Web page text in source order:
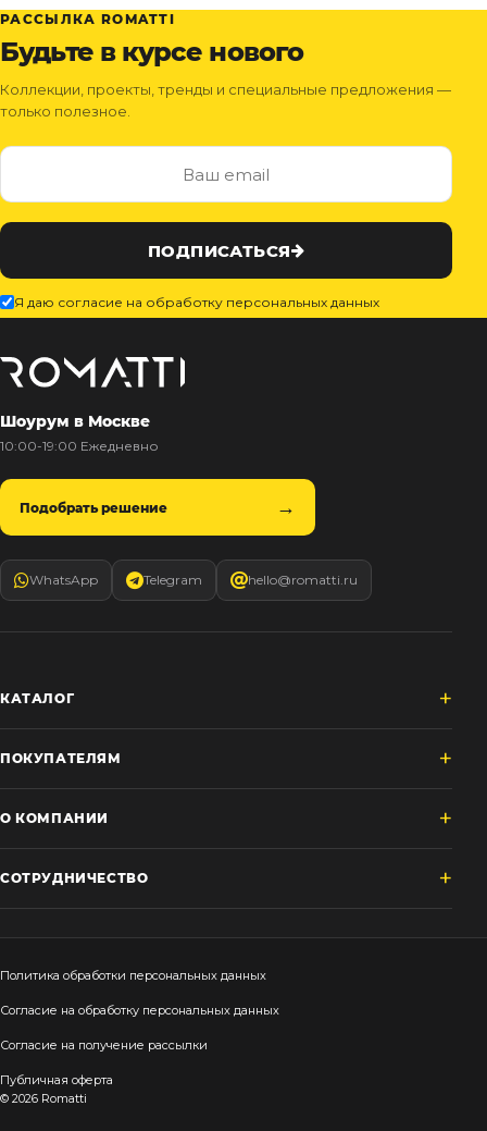
РАССЫЛКА ROMATTI
Будьте в курсе нового
Коллекции, проекты, тренды и специальные предложения —
только полезное.
ПОДПИСАТЬСЯ
Я даю согласие на обработку персональных данных
Шоурум в Москве
10:00-19:00 Ежедневно
Подобрать решение
WhatsApp Telegram hello@romatti.ru
КАТАЛОГ
ПОКУПАТЕЛЯМ
О КОМПАНИИ
СОТРУДНИЧЕСТВО
Политика обработки персональных данных
Согласие на обработку персональных данных
Согласие на получение рассылки
Публичная оферта
© 2026 Romatti